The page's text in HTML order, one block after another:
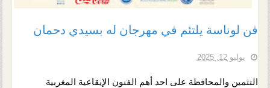
فن لوناسة يلتئم في مهرجان له بسيدي دحمان
يوليو 12, 2025
التثمين والمحافظة على احد أهم الفنون الإيقاعية المغربية